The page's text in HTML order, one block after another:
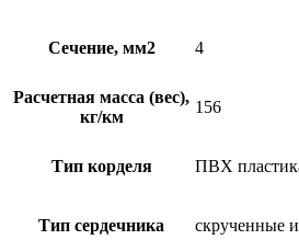
Сечение, мм2 4
Расчетная масса (вес),
кг/км
156
Тип корделя ПВХ
Тип сердечника скрученные